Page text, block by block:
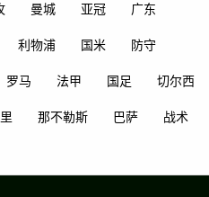
曼城 亚冠 广东
利物浦 国米 防守
罗马 法甲 国足 切尔西
那不勒斯 巴萨 战术